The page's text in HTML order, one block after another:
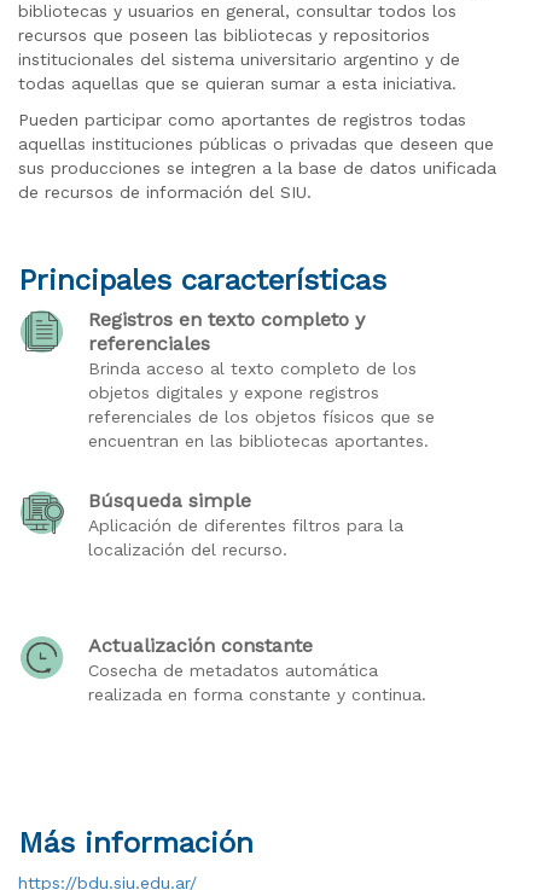
bibliotecas y usuarios en general, consultar todos los
recursos que poseen las bibliotecas y repositorios
institucionales del sistema universitario argentino y de
todas aquellas que se quieran sumar a esta iniciativa.
Pueden participar como aportantes de registros todas
aquellas instituciones públicas o privadas que deseen que
sus producciones se integren a la base de datos unificada
de recursos de información del SIU.
Principales características
Registros en texto completo y
referenciales
Brinda acceso al texto completo de los
objetos digitales y expone registros
referenciales de los objetos físicos que se
encuentran en las bibliotecas aportantes.
Búsqueda simple
Aplicación de diferentes filtros para la
localización del recurso.
Actualización constante
Cosecha de metadatos automática
realizada en forma constante y continua.
Más información
https://bdu.siu.edu.ar/